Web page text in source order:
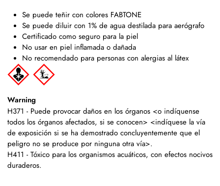
Se puede teñir con colores FABTONE
Se puede diluir con 1% de agua destilada para aerógrafo
Certificado como seguro para la piel
No usar en piel inflamada o dañada
No recomendado para personas con alergias al látex
Warning
H371 - Puede provocar daños en los órganos <o indíquense
todos los órganos afectados, si se conocen> <indíquese la vía
de exposición si se ha demostrado concluyentemente que el
peligro no se produce por ninguna otra vía>.
H411 - Tóxico para los organismos acuáticos, con efectos nocivos
duraderos.